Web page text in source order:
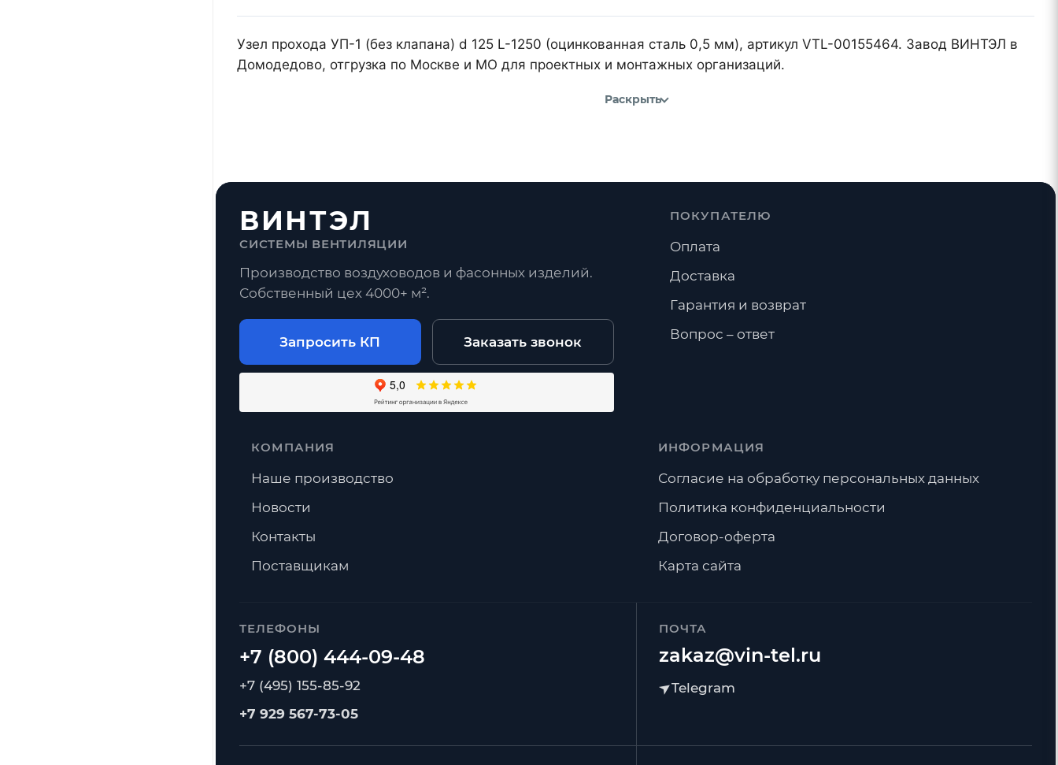
Узел прохода УП-1 (без клапана) d 125 L-1250 (оцинкованная сталь 0,5 мм), артикул VTL-00155464. Завод ВИНТЭЛ в
Домодедово, отгрузка по Москве и МО для проектных и монтажных организаций.
Раскрыть
ВИНТЭЛ
СИСТЕМЫ ВЕНТИЛЯЦИИ
Производство воздуховодов и фасонных изделий.
Собственный цех 4000+ м².
Запросить КП Заказать звонок
ТЕЛЕФОНЫ
+7 (495) 155-85-92
+7 929 567-73-05
ПОЧТА
zakaz@vin-tel.ru
ПОКУПАТЕЛЮ
Оплата
Доставка
Гарантия и возврат
Вопрос – ответ
КОМПАНИЯ
Наше производство
Новости
Контакты
Поставщикам
ИНФОРМАЦИЯ
Согласие на обработку персональных данных
Политика конфиденциальности
Договор-оферта
Карта сайта